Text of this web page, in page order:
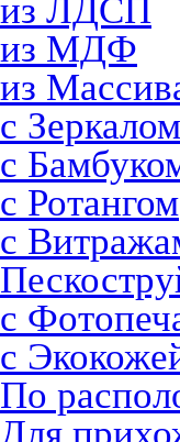
из ЛДСП
из МДФ
из
с Зеркалом
с
с Ротангом
с
с
с
По